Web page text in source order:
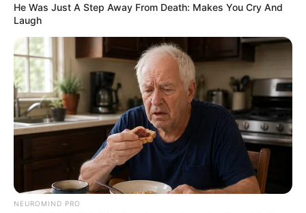
He Was Just A Step Away From Death: Makes You Cry And
Laugh
NEUROMIND PRO